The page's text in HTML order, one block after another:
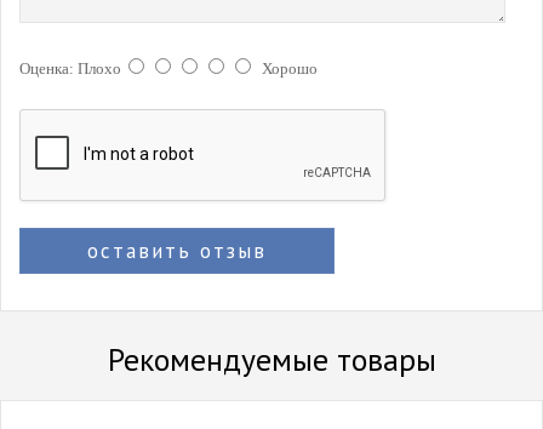
Оценка: Плохо Хорошо
оставить отзыв
Рекомендуемые товары